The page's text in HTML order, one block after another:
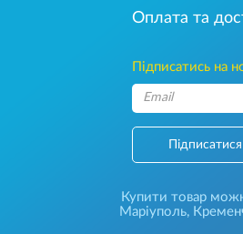
Оплата та
Підписатись на
Підписатися
Купити товар
Маріуполь,